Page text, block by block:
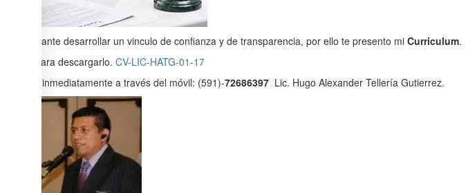
Es importante desarrollar un vinculo de confianza y de transparencia, por ello te presento mi Curriculum.
haz clic para descargarlo. CV-LIC-HATG-01-17
Contacta inmediatamente a través del móvil: (591)-72686397 Lic. Hugo Alexander Tellería Gutierrez.